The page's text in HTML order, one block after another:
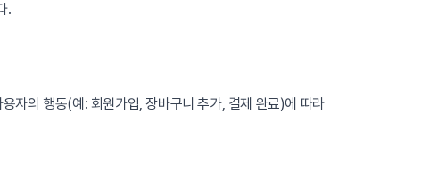
.
자의 행동(예: 회원가입, 장바구니 추가, 결제 완료)에 따라